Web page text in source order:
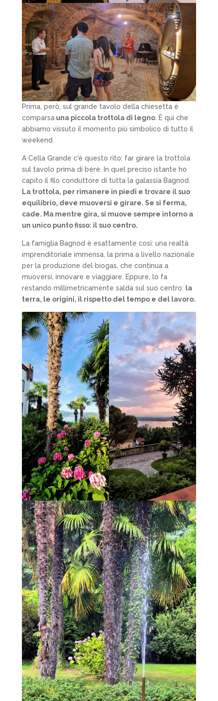
Prima, però, sul grande tavolo della chiesetta è
comparsauna piccola trottola di legno. È qui che
abbiamo vissuto il momento più simbolico di tutto il
weekend.
A Cella Grande c'è questo rito: far girare la trottola
sul tavolo prima di bere. In quel preciso istante ho
capito il filo conduttore di tutta la galassia Bagnod.
La trottola, per rimanere in piedi e trovare il suo
equilibrio, deve muoversi e girare. Se si ferma,
cade. Ma mentre gira, si muove sempre intorno a
un unico punto fisso: il suo centro.
La famiglia Bagnod è esattamente così: una realtà
imprenditoriale immensa, la prima a livello nazionale
per la produzione del biogas, che continua a
muoversi, innovare e viaggiare. Eppure, lo fa
restando millimetricamente salda sul suo centro: la
terra, le origini, il rispetto del tempo e del lavoro.